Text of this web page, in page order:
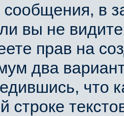
сообщения, в
вы не
прав на
два
что
строке